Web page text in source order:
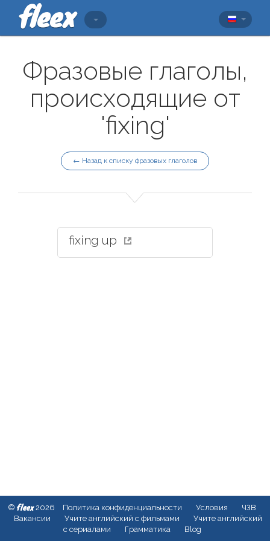
Фразовые глаголы,
происходящие от
'fixing'
← Назад к списку фразовых глаголов
fixing up
© fleex2026 Политика конфиденциальности Условия
ЧЗВ
Вакансии
Учите английский с фильмами
Учите английский
с сериалами
Грамматика Blog